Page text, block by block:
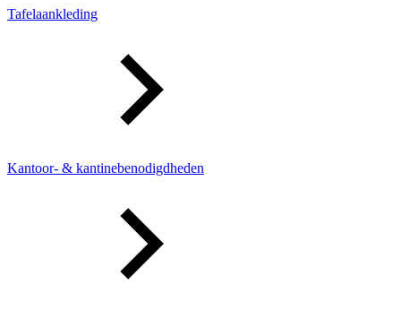
Tafelaankleding
Kantoor- & kantinebenodigdheden